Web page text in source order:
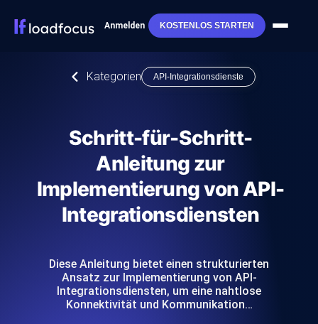
Anmelden KOSTENLOS STARTEN
Kategorien API-Integrationsdienste
Schritt-für-Schritt-
Anleitung zur
Implementierung von API-
Integrationsdiensten
Diese Anleitung bietet einen strukturierten
Ansatz zur Implementierung von API-
Integrationsdiensten, um eine nahtlose
Konnektivität und Kommunikation…